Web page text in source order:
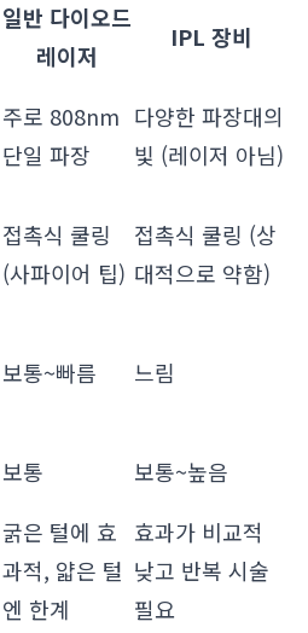
일반 다이오드
레이저
IPL 장비
주로 808nm
단일 파장
다양한 파장대의
빛 (레이저 아님)
접촉식 쿨링
(사파이어 팁)
접촉식 쿨링 (상
대적으로 약함)
보통~빠름 느림
보통 보통~높음
굵은 털에 효
과적, 얇은 털
엔 한계
효과가 비교적
낮고 반복 시술
필요